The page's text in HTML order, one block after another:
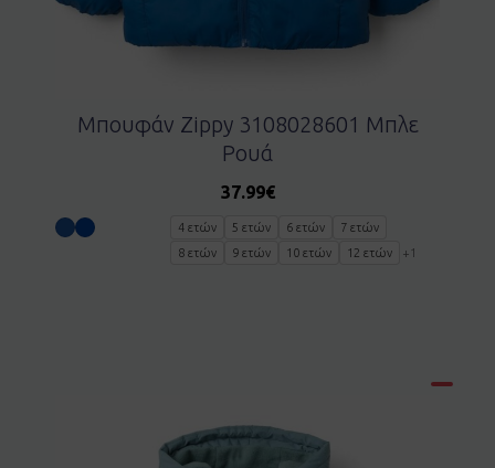
Μπουφάν Zippy 3108028601 Μπλε
Ρουά
37.99€
4 ετών 5 ετών 6 ετών
7 ετών
8 ετών
9 ετών 10 ετών 12 ετών +1